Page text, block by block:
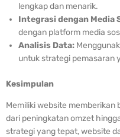
lengkap dan menarik.
Integrasi dengan Media
dengan platform media
Analisis Data:
untuk strategi pemasaran
Kesimpulan
Memiliki website memberikan
dari peningkatan omzet
strategi yang tepat, website